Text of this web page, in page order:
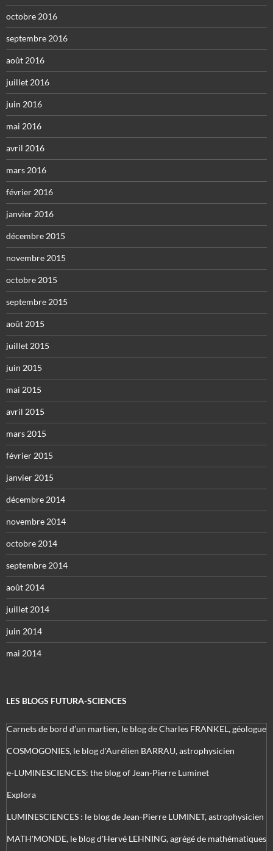
octobre 2016
septembre 2016
août 2016
juillet 2016
juin 2016
mai 2016
avril 2016
mars 2016
février 2016
janvier 2016
décembre 2015
novembre 2015
octobre 2015
septembre 2015
août 2015
juillet 2015
juin 2015
mai 2015
avril 2015
mars 2015
février 2015
janvier 2015
décembre 2014
novembre 2014
octobre 2014
septembre 2014
août 2014
juillet 2014
juin 2014
mai 2014
LES BLOGS FUTURA-SCIENCES
Carnets de bord d’un martien, le blog de Charles FRANKEL, géologue
COSMOGONIES, le blog d'Aurélien BARRAU, astrophysicien
e-LUMINESCIENCES: the blog of Jean-Pierre Luminet
Explora
LUMINESCIENCES : le blog de Jean-Pierre LUMINET, astrophysicien
MATH'MONDE, le blog d'Hervé LEHNING, agrégé de mathématiques